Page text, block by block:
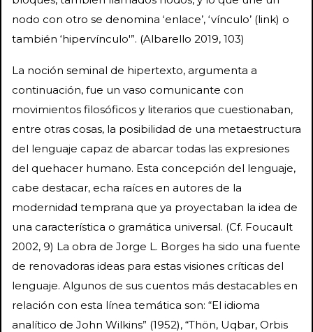
nodo con otro se denomina ‘enlace’, ‘vínculo’ (link) o
también ‘hipervínculo'”. (Albarello 2019, 103)
La noción seminal de hipertexto, argumenta a
continuación, fue un vaso comunicante con
movimientos filosóficos y literarios que cuestionaban,
entre otras cosas, la posibilidad de una metaestructura
del lenguaje capaz de abarcar todas las expresiones
del quehacer humano. Esta concepción del lenguaje,
cabe destacar, echa raíces en autores de la
modernidad temprana que ya proyectaban la idea de
una característica o gramática universal. (Cf. Foucault
2002, 9) La obra de Jorge L. Borges ha sido una fuente
de renovadoras ideas para estas visiones críticas del
lenguaje. Algunos de sus cuentos más destacables en
relación con esta línea temática son: “El idioma
analítico de John Wilkins” (1952), “Thön, Uqbar, Orbis